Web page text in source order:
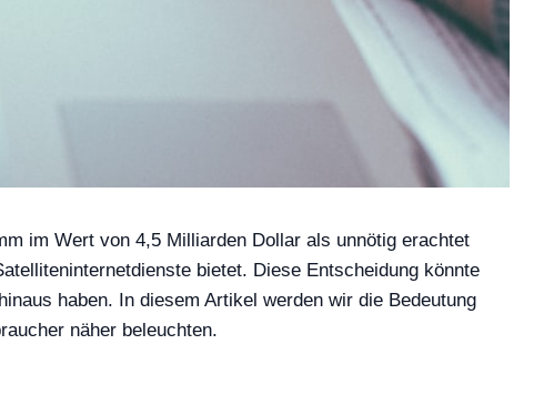
im Wert von 4,5 Milliarden Dollar als unnötig erachtet
bietet. Diese Entscheidung könnte
haben. In diesem Artikel werden wir die Bedeutung
näher beleuchten.